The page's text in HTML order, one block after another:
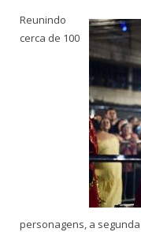
Reunindo
cerca de 100
personagens, a